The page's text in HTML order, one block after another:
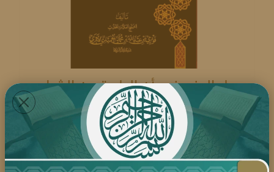
عطر العنبر في أن الطيرة من الشرك
سلسلة الإصابات في تصفية التوحيد من
الاجتهادات